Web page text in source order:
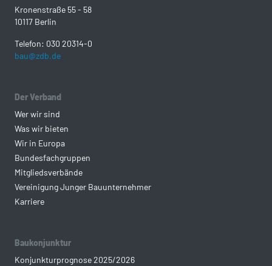
Kronenstraße 55 - 58
10117 Berlin
Telefon: 030 20314-0
bau@zdb.de
Der Verband
Wer wir sind
Was wir bieten
Wir in Europa
Bundesfachgruppen
Mitgliedsverbände
Vereinigung Junger Bauunternehmer
Karriere
Baukonjunktur
Konjunkturprognose 2025/2026